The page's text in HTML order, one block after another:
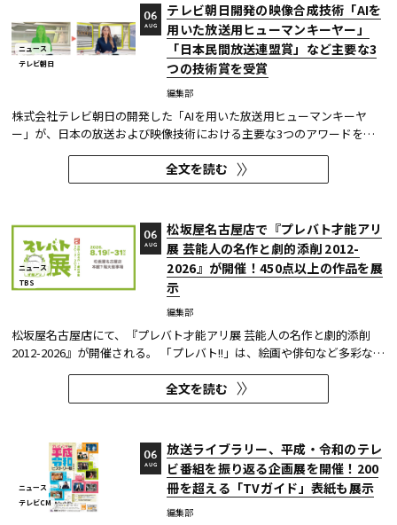
ニュース
テレビ朝日
テレビ朝日開発の映像合成技術「AIを
用いた放送用ヒューマンキーヤー」
「日本民間放送連盟賞」など主要な3
つの技術賞を受賞
編集部
06
AUG
株式会社テレビ朝日の開発した「AIを用いた放送用ヒューマンキーヤ
ー」が、日本の放送および映像技術における主要な3つのアワードを受
賞した。 本開発は、人物像認識AIと最新のXR技術を組み合わせたシステ
ムであり、その革新性と実用性が業界内で高い評価を獲得している。
【受賞アワード一覧】 ●2025年 日本民間放送連盟賞 技術部門優...
全文を読む
ニュース
TBS
松坂屋名古屋店で『プレバト才能アリ
展 芸能人の名作と劇的添削 2012-
2026』が開催！450点以上の作品を展
示
編集部
06
AUG
松坂屋名古屋店にて、『プレバト才能アリ展 芸能人の名作と劇的添削
2012-2026』が開催される。 「プレバト!!」は、絵画や俳句など多彩な芸
術ジャンルに芸能人が挑戦し、その作品を超一流の講師陣が才能アリ/ナ
シで厳しく査定する教養バラエティー番組だ。 本展では、定番ジャンル
の俳句・水彩画から、大漁旗や黒板アートといった巨大作品...
全文を読む
ニュース
テレビCM
放送ライブラリー、平成・令和のテレ
ビ番組を振り返る企画展を開催！200
冊を超える「TVガイド」表紙も展示
編集部
06
AUG